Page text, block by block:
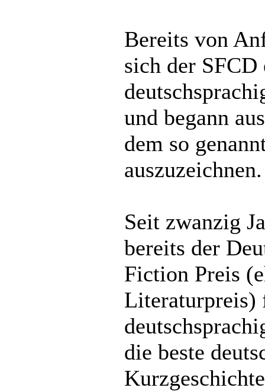
Bereits von
sich der SFCD
und begann
dem so
auszuzeichnen.
Seit zwanzig
bereits der
Fiction Preis
Literaturpreis)
die beste